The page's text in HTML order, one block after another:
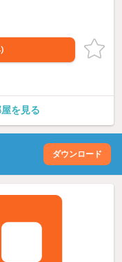
を見る
ダウンロード